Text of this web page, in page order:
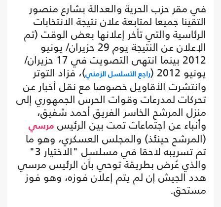
في مقر حزب الحرية والعدالة بشارع منصور
التقينا جميعا لمتابعة علان نتيجة الانتخابات
الرئاسية والتي تأخر إعلانها بعض الوقت (تم
الإعلان عن النتيجة يوم 29 حزيران/ يونيو
2012 بينما انتهى التصويت في 17 حزيران/
يونيو 2012 ( راجع التسلسل الزمني)، فزاد التوتر
وانتشرت الأقاويل خصوصا مع نقل أخبار عن
تحركات لمدرعات وقوات الحرس الجمهوري إلى
منزل المرشح الخاسر الفريق أحمد شفيق،
وأنباء عن اجتماعات تمت بين الرئيس مرسي
(المرشح حينئذ) والمجلس العسكري، وهو ما
تم تسريبه لاحقا في مسلسل "الاختيار 3"
والذي عُرض بطريقة توحي بأن الرئيس مرسي
هدد الجيش إن لم يتم إعلان فوزه، وهو فوز
مستحق.